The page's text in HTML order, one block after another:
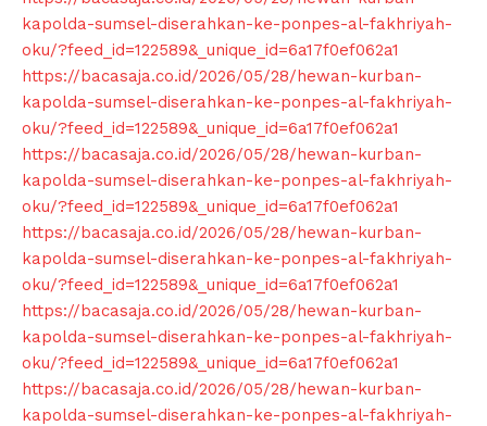
kapolda-sumsel-diserahkan-ke-ponpes-al-fakhriyah-
oku/?feed_id=122589&_unique_id=6a17f0ef062a1
https://bacasaja.co.id/2026/05/28/hewan-kurban-
kapolda-sumsel-diserahkan-ke-ponpes-al-fakhriyah-
oku/?feed_id=122589&_unique_id=6a17f0ef062a1
https://bacasaja.co.id/2026/05/28/hewan-kurban-
kapolda-sumsel-diserahkan-ke-ponpes-al-fakhriyah-
oku/?feed_id=122589&_unique_id=6a17f0ef062a1
https://bacasaja.co.id/2026/05/28/hewan-kurban-
kapolda-sumsel-diserahkan-ke-ponpes-al-fakhriyah-
oku/?feed_id=122589&_unique_id=6a17f0ef062a1
https://bacasaja.co.id/2026/05/28/hewan-kurban-
kapolda-sumsel-diserahkan-ke-ponpes-al-fakhriyah-
oku/?feed_id=122589&_unique_id=6a17f0ef062a1
https://bacasaja.co.id/2026/05/28/hewan-kurban-
kapolda-sumsel-diserahkan-ke-ponpes-al-fakhriyah-